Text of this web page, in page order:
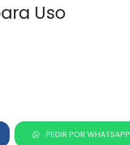
Uso
PEDIR POR WHATSAPP